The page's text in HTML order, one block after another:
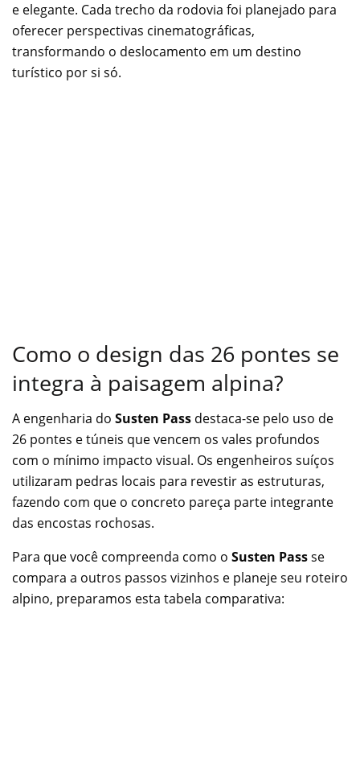
e elegante. Cada trecho da rodovia foi planejado para
oferecer perspectivas cinematográficas,
transformando o deslocamento em um destino
turístico por si só.
Como o design das 26 pontes se
integra à paisagem alpina?
A engenharia do Susten Pass destaca-se pelo uso de
26 pontes e túneis que vencem os vales profundos
com o mínimo impacto visual. Os engenheiros suíços
utilizaram pedras locais para revestir as estruturas,
fazendo com que o concreto pareça parte integrante
das encostas rochosas.
Para que você compreenda como o Susten Passse
compara a outros passos vizinhos e planeje seu roteiro
alpino, preparamos esta tabela comparativa: